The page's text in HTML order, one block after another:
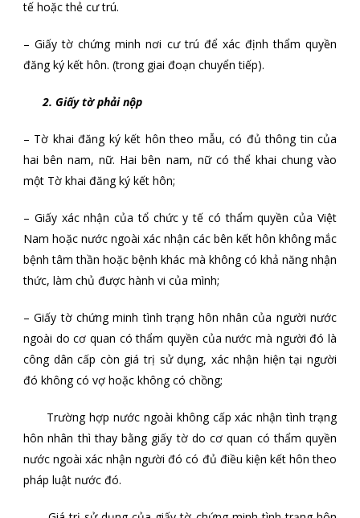
tế hoặc thẻ cư trú.
– Giấy tờ chứng minh nơi cư trú để xác định thẩm quyền
đăng ký kết hôn. (trong giai đoạn chuyển tiếp).
2. Giấy tờ phải nộp
– Tờ khai đăng ký kết hôn theo mẫu, có đủ thông tin của
hai bên nam, nữ. Hai bên nam, nữ có thể khai chung vào
một Tờ khai đăng ký kết hôn;
– Giấy xác nhận của tổ chức y tế có thẩm quyền của Việt
Nam hoặc nước ngoài xác nhận các bên kết hôn không mắc
bệnh tâm thần hoặc bệnh khác mà không có khả năng nhận
thức, làm chủ được hành vi của mình;
– Giấy tờ chứng minh tình trạng hôn nhân của người nước
ngoài do cơ quan có thẩm quyền của nước mà người đó là
công dân cấp còn giá trị sử dụng, xác nhận hiện tại người
đó không có vợ hoặc không có chồng;
Trường hợp nước ngoài không cấp xác nhận tình trạng
hôn nhân thì thay bằng giấy tờ do cơ quan có thẩm quyền
nước ngoài xác nhận người đó có đủ điều kiện kết hôn theo
pháp luật nước đó.